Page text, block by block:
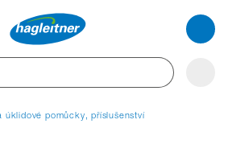
úklidové pomůcky, příslušenství